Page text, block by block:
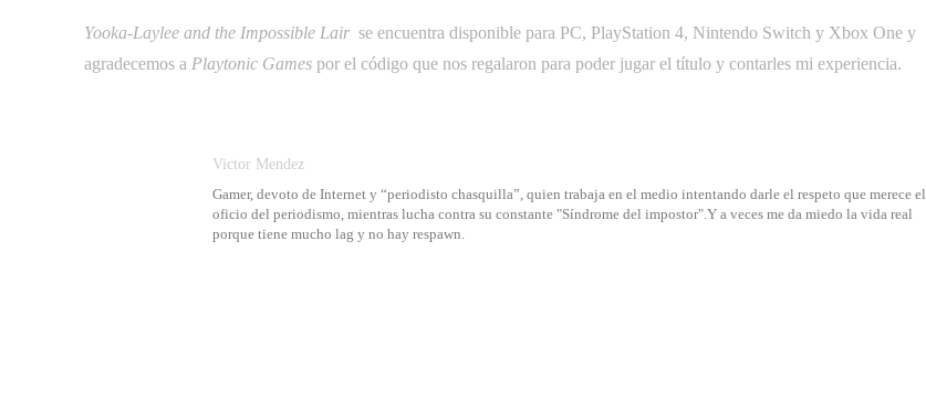
Yooka-Laylee and the Impossible Lair  se encuentra disponible para PC, PlayStation 4, Nintendo Switch y Xbox One y
agradecemos a Playtonic Games por el código que nos regalaron para poder jugar el título y contarles mi experiencia.
Victor Mendez
Gamer, devoto de Internet y “periodisto chasquilla”, quien trabaja en el medio intentando darle el respeto que merece el
oficio del periodismo, mientras lucha contra su constante "Síndrome del impostor".Y a veces me da miedo la vida real
porque tiene mucho lag y no hay respawn.